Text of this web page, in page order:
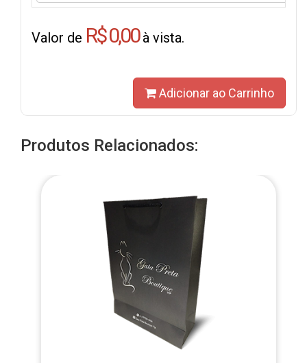
Valor de R$ 0,00à vista.
Adicionar ao Carrinho
Produtos Relacionados: